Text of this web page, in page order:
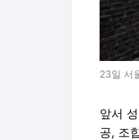
23일 서
앞서
공, 조